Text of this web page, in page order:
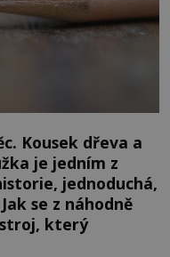
Kousek dřeva a
je jedním z
jednoduchá,
se z náhodně
který